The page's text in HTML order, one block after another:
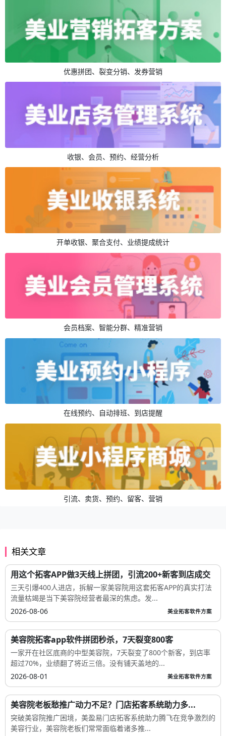
优惠拼团、裂变分销、发券营销
收银、会员、预约、经营分析
开单收银、聚合支付、业绩提成统计
会员档案、智能分群、精准营销
在线预约、自动排班、到店提醒
引流、卖货、预约、留客、营销
相关文章
用这个拓客APP做3天线上拼团，引流200+新客到店成交
三天引爆400人进店，拆解一家美容院用这套拓客APP的真实打法
流量枯竭是当下美容院经营者最深的焦虑。发...
2026-08-06
美业拓客软件方案
美容院拓客app软件拼团秒杀，7天裂变800客
一家开在社区底商的中型美容院，7天裂变了800个新客，到店率
超过70%，业绩翻了将近三倍。没有铺天盖地的...
2026-08-01
美业拓客软件方案
美容院老板愁推广动力不足？门店拓客系统助力多...
突破美容院推广困境，美盈易门店拓客系统助力腾飞在竞争激烈的
美容行业，美容院老板们常常面临着诸多推...